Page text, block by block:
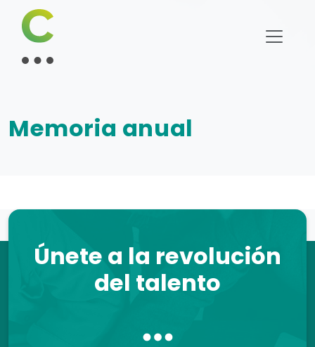
Memoria anual
Únete a la revolución
del talento